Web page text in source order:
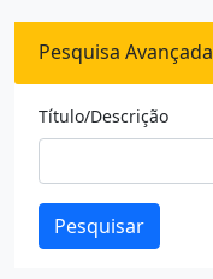
Pesquisa Avançada
Título/Descrição
Pesquisar